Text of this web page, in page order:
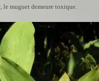
le muguet demeure toxique.